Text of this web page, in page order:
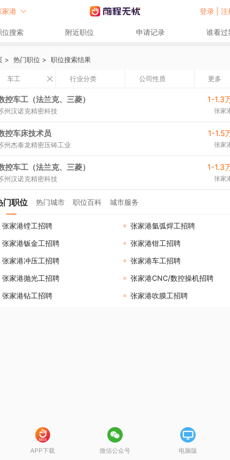
家港 登录 | 注
位搜索 附近职位 申请记录 谁看过
> 热门职位 > 职位搜索结果
车工 行业分类 公司性质 更多
控车工（法兰克、三菱） 1-1.3
州汉诺克精密科技 张家
控车床技术员 1-1.5
州杰泰龙精密压铸工业 张家
控车工（法兰克、三菱） 1-1.3
州汉诺克精密科技 张家
门职位 热门城市 职位百科 城市服务
张家港镗工招聘
张家港氩弧焊工招聘
张家港钣金工招聘
张家港钳工招聘
张家港冲压工招聘
张家港车工招聘
张家港抛光工招聘
张家港CNC/数控操机招聘
张家港钻工招聘
张家港吹膜工招聘
APP下载 微信公众号 电脑版